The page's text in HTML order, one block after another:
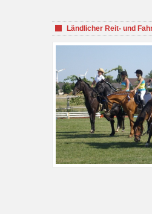
Ländlicher Reit- und